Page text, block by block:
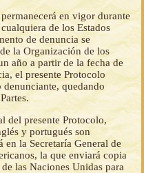
en vigor durante
de los Estados
de denuncia se
la Organización de los
año a partir de la fecha de
el presente Protocolo
denunciante, quedando
del presente Protocolo,
y portugués son
en la Secretaría General de
la que enviará copia
las Naciones Unidas para